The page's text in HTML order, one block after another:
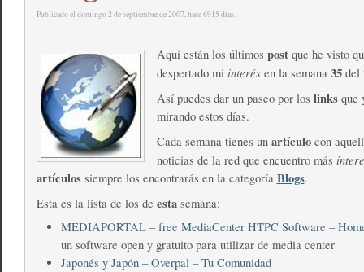
Publicado el domingo 2 de septiembre de 2007, hace 6915 días.
Aquí están los últimos postque he visto
despertado mi interésen la semana 35del
Así puedes dar un paseo por los linksque
mirando estos días.
Cada semana tienes un artículocon
noticias de la red que encuentro más
artículossiempre los encontrarás en la categoría Blogs.
Esta es la lista de los de esta semana:
MEDIAPORTAL – free MediaCenter HTPC Software –
un software open y gratuito para utilizar de media center
Japonés y Japón – Overpal – Tu Comunidad